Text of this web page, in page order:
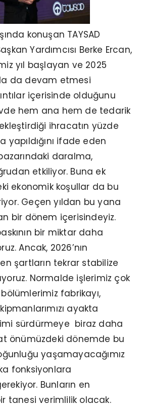
konuşan TAYSAD
Yardımcısı Berke Ercan,
yıl başlayan ve 2025
da devam etmesi
içerisinde olduğunu
hem ana hem de tedarik
ihracatın yüzde
yapıldığını ifade eden
daralma,
etkiliyor. Buna ek
ekonomik koşullar da bu
Geçen yıldan bu yana
bir dönem içerisindeyiz.
bir miktar daha
Ancak, 2026’nın
şartların tekrar stabilize
Normalde işlerimiz çok
fabrikayı,
ayakta
sürdürmeye biraz daha
önümüzdeki dönemde bu
yaşamayacağımız
fonksiyonlara
Bunların en
tanesi verimlilik olacak.